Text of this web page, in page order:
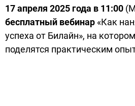
17 апреля 2025 года в 11:00
бесплатный вебинар «Как
успеха от Билайн», на
поделятся практическим